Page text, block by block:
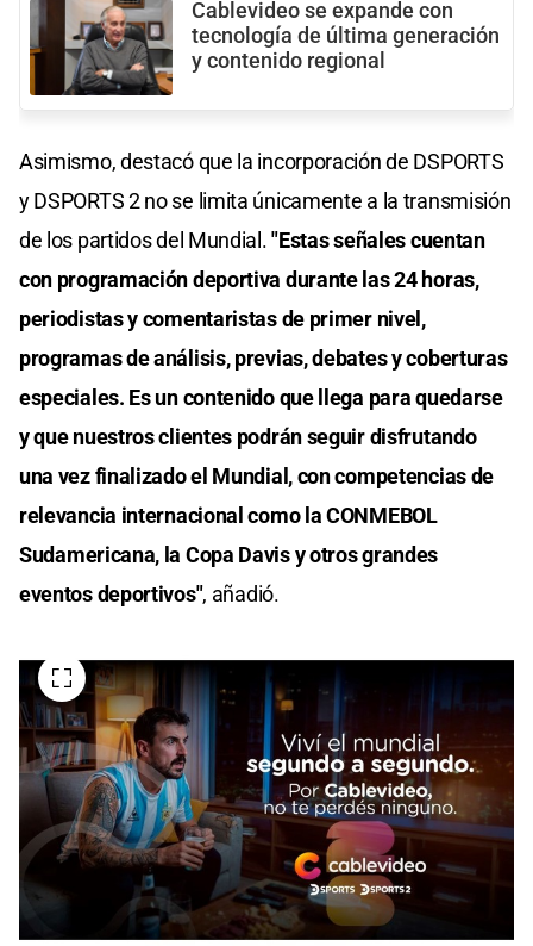
Cablevideo se expande con
tecnología de última generación
y contenido regional
Asimismo, destacó que la incorporación de DSPORTS
y DSPORTS 2 no se limita únicamente a la transmisión
de los partidos del Mundial."Estas señales cuentan
con programación deportiva durante las 24 horas,
periodistas y comentaristas de primer nivel,
programas de análisis, previas, debates y coberturas
especiales. Es un contenido que llega para quedarse
y que nuestros clientes podrán seguir disfrutando
una vez finalizado el Mundial, con competencias de
relevancia internacional como la CONMEBOL
Sudamericana, la Copa Davis y otros grandes
eventos deportivos", añadió.